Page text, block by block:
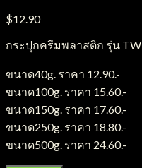
$12.90
กระปุกครีมพลาสติก รุ่น TW
ขนาด40g. ราคา 12.90.-
ขนาด100g. ราคา 15.60.-
ขนาด150g. ราคา 17.60.-
ขนาด250g. ราคา 18.80.-
ขนาด500g. ราคา 24.60.-